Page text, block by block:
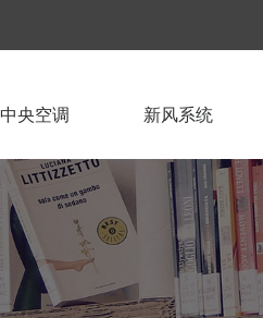
中央空调 新风系统